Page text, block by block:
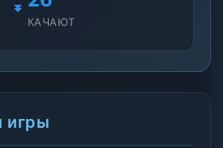
КАЧАЮТ
игры